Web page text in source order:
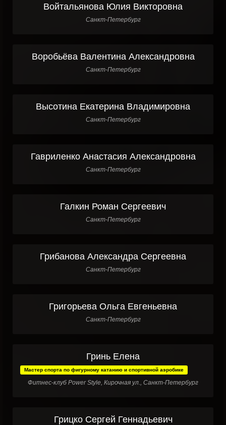
Войтальянова Юлия Викторовна
Санкт-Петербург
Воробьёва Валентина Александровна
Санкт-Петербург
Высотина Екатерина Владимировна
Санкт-Петербург
Гавриленко Анастасия Александровна
Санкт-Петербург
Галкин Роман Сергеевич
Санкт-Петербург
Грибанова Александра Сергеевна
Санкт-Петербург
Григорьева Ольга Евгеньевна
Санкт-Петербург
Гринь Елена
Мастер спорта по фигурному катанию и спортивной аэробике
Фитнес-клуб Power Style, Кирочная ул., Санкт-Петербург
Грицко Сергей Геннадьевич